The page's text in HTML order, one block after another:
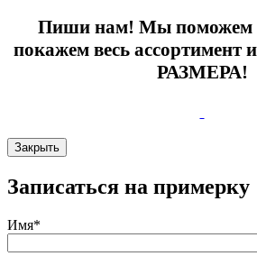
Пиши нам! Мы поможем
покажем весь
РАЗМЕРА!
Закрыть
Записаться на примерку
Имя*